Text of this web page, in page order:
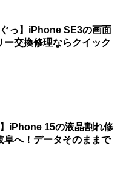
ぐっ】iPhone SE3の画面
ー交換修理ならクイック
】iPhone 15の液晶割れ修
阜へ！データそのままで